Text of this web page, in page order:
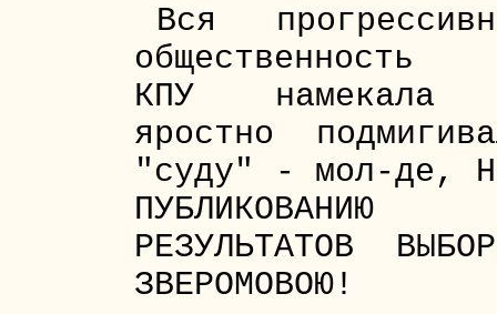
Вся
общественность
КПУ
яростно
"суду" - мол-де,
ПУБЛИКОВАНИЮ
РЕЗУЛЬТАТОВ
ЗВЕРОМОВОЮ!